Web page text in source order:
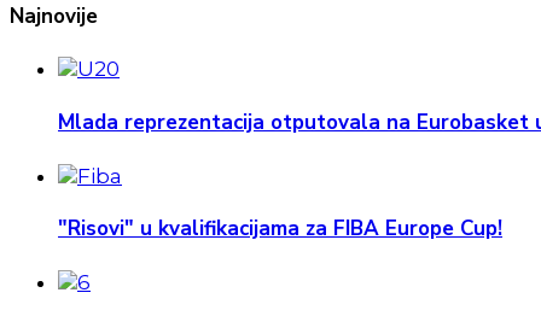
Najnovije
Mlada reprezentacija otputovala na Eurobasket
"Risovi" u kvalifikacijama za FIBA Europe Cup!